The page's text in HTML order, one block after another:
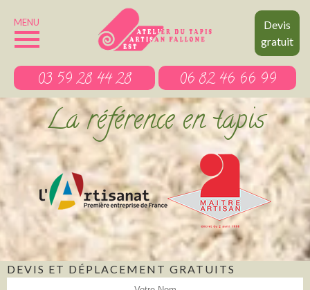
Devis
gratuit
MENU
03 59 28 44 28 06 82 46 66 99
La référence en tapis
DEVIS ET DÉPLACEMENT GRATUITS